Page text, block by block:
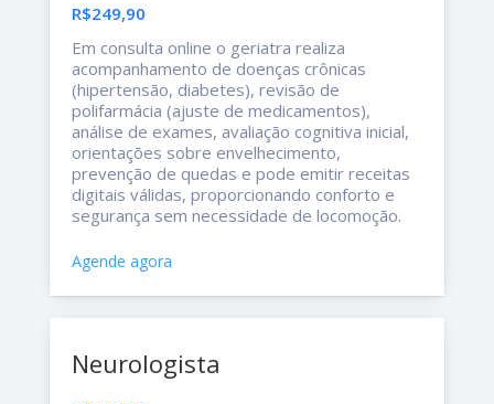
R$249,90
Em consulta online o geriatra realiza
acompanhamento de doenças crônicas
(hipertensão, diabetes), revisão de
polifarmácia (ajuste de medicamentos),
análise de exames, avaliação cognitiva inicial,
orientações sobre envelhecimento,
prevenção de quedas e pode emitir receitas
digitais válidas, proporcionando conforto e
segurança sem necessidade de locomoção.
Agende agora
Neurologista